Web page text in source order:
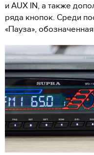
и AUX IN, а также
ряда кнопок. Среди
«Пауза»,